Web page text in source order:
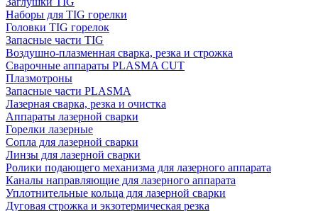
Наборы для TIG горелки
Головки TIG горелок
Запасные части TIG
Воздушно-плазменная сварка, резка и строжка
Сварочные аппараты PLASMA CUT
Плазмотроны
Запасные части PLASMA
Лазерная сварка, резка и очистка
Аппараты лазерной сварки
Горелки лазерные
Сопла для лазерной сварки
Линзы для лазерной сварки
Ролики подающего механизма для лазерного аппарата
Каналы направляющие для лазерного аппарата
Уплотнительные кольца для лазерной сварки
Дуговая строжка и экзотермическая резка